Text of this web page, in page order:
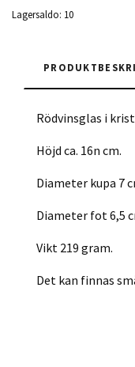
Lagersaldo: 10
Rödvinsglas i
Höjd ca. 16n cm.
Diameter kupa 7
Diameter fot 6,5
Vikt 219 gram.
Det kan finnas